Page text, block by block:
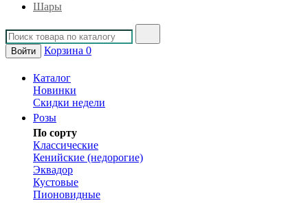
Шары
Войти Корзина 0
Каталог
Новинки
Скидки недели
Розы
По сорту
Классические
Кенийские (недорогие)
Эквадор
Кустовые
Пионовидные